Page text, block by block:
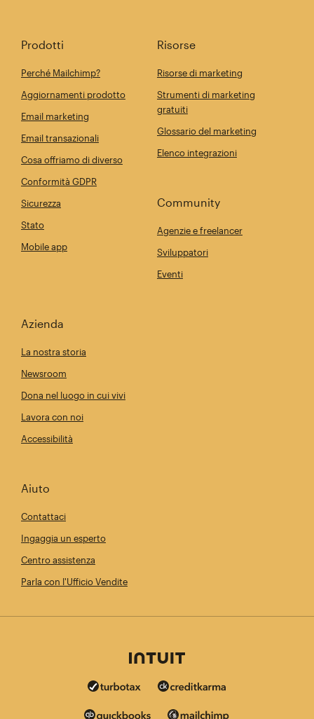
Prodotti
Perché Mailchimp?
Aggiornamenti prodotto
Email marketing
Email transazionali
Cosa offriamo di diverso
Conformità GDPR
Sicurezza
Stato
Mobile app
Risorse
Risorse di marketing
Strumenti di marketing
gratuiti
Glossario del marketing
Elenco integrazioni
Community
Agenzie e freelancer
Sviluppatori
Eventi
Azienda
La nostra storia
Newsroom
Dona nel luogo in cui vivi
Lavora con noi
Accessibilità
Aiuto
Contattaci
Ingaggia un esperto
Centro assistenza
Parla con l'Ufficio Vendite